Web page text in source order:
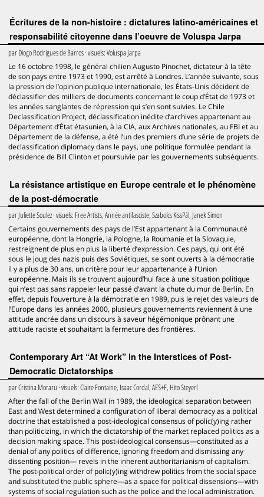
Écritures de la non-histoire : dictatures latino-américaines et
responsabilité citoyenne dans l’oeuvre de Voluspa Jarpa
parDiogo Rodrigues de Barros· visuels:Voluspa Jarpa
Le 16 octobre 1998, le général chilien Augusto Pinochet, dictateur à la tête
de son pays entre 1973 et 1990, est arrêté à Londres. L’année suivante, sous
la pression de l’opinion publique internationale, les États-Unis décident de
déclassifier des milliers de documents concernant le coup d’État de 1973 et
les années sanglantes de répression qui s’en sont suivies. Le Chile
Declassification Project, déclassification inédite d’archives appartenant au
Département d’État étasunien, à la CIA, aux Archives nationales, au FBI et au
Département de la défense, a été l’un des premiers d’une série de projets de
declassification diplomacy dans le pays, une politique formulée pendant la
présidence de Bill Clinton et poursuivie par les gouvernements subséquents.
La résistance artistique en Europe centrale et le phénomène
de la post-démocratie
parJuliette Soulez· visuels: Free Artists, Année antifasciste, Szabolcs KissPál, Janek Simon
Certains gouvernements des pays de l’Est appartenant à la Communauté
européenne, dont la Hongrie, la Pologne, la Roumanie et la Slovaquie,
restreignent de plus en plus la liberté d’expression. Ces pays, qui ont été
sous le joug des nazis puis des Soviétiques, se sont ouverts à la démocratie
il y a plus de 30 ans, un critère pour leur appartenance à l’Union
européenne. Mais ils se trouvent aujourd’hui face à une situation politique
qui n’est pas sans rappeler leur passé d’avant la chute du mur de Berlin. En
effet, depuis l’ouverture à la démocratie en 1989, puis le rejet des valeurs de
l’Europe dans les années 2000, plusieurs gouvernements reviennent à une
attitude ancrée dans un discours à saveur hégémonique prônant une
attitude raciste et souhaitant la fermeture des frontières.
Contemporary Art “At Work” in the Interstices of Post-
Democratic Dictatorships
parCristina Moraru · visuels:Claire Fontaine, Isaac Cordal, AES+F, Hito Steyerl
After the fall of the Berlin Wall in 1989, the ideological separation between
East and West determined a configuration of liberal democracy as a political
doctrine that established a post-ideological consensus of polic(y)ing rather
than politicizing, in which the dictatorship of the market replaced politics as a
decision making space. This post-ideological consensus—constituted as a
denial of any politics of difference, ignoring freedom and dismissing any
dissenting position— revels in the inherent authoritarianism of capitalism.
The post-political order of polic(y)ing withdrew politics from the social space
and substituted the public sphere—as a space for political dissensions—with
systems of social regulation such as the police and the local administration.